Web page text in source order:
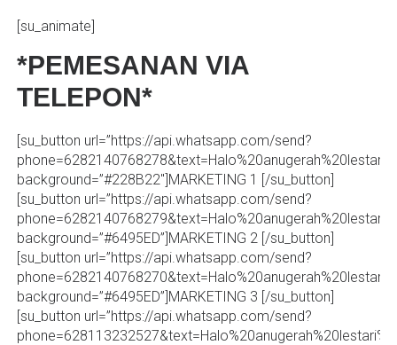
[su_animate]
*PEMESANAN VIA
TELEPON*
[su_button url=”https://api.whatsapp.com/send?
background=”#228B22″]MARKETING 1 [/su_button]
[su_button url=”https://api.whatsapp.com/send?
background=”#6495ED”]MARKETING 2 [/su_button]
[su_button url=”https://api.whatsapp.com/send?
background=”#6495ED”]MARKETING 3 [/su_button]
[su_button url=”https://api.whatsapp.com/send?